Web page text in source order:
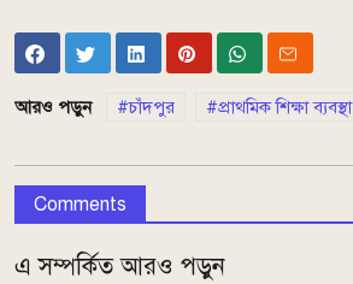
আরও পড়ুন চাঁদপুর প্রাথমিক শিক্ষা ব্যবস্থা
Comments
এ সম্পর্কিত আরও পড়ুন